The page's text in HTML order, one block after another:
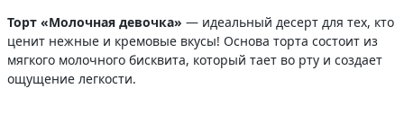
Торт «Молочная девочка» — идеальный десерт для тех, кто
ценит нежные и кремовые вкусы! Основа торта состоит из
мягкого молочного бисквита, который тает во рту и создает
ощущение легкости.